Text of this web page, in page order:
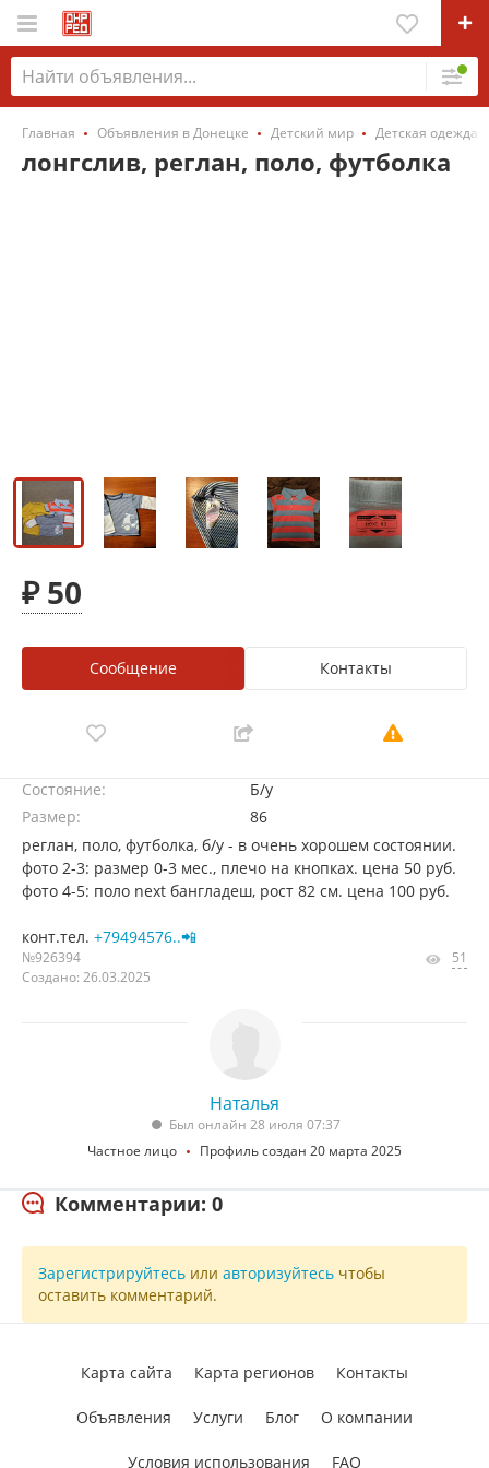
Главная Объявления в Донецке Детский мир Детская одежда
лонгслив, реглан, поло, футболка
₽ 50
Сообщение Контакты
Состояние:
Б/у
Размер:
86
реглан, поло, футболка, б/у - в очень хорошем состоянии.
фото 2-3: размер 0-3 мес., плечо на кнопках. цена 50 руб.
фото 4-5: поло next бангладеш, рост 82 см. цена 100 руб.
конт.тел. +79494576..📲
№926394
Создано: 26.03.2025
51
Наталья
Был онлайн 28 июля 07:37
Частное лицо
Профиль создан 20 марта 2025
Комментарии: 0
Зарегистрируйтесь или авторизуйтесь чтобы
оставить комментарий.
Карта сайта Карта регионов Контакты
Объявления Услуги Блог О компании
Условия использования FAQ